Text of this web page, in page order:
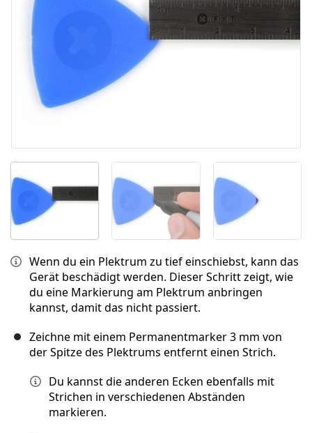
Wenn du ein Plektrum zu tief einschiebst, kann das
Gerät beschädigt werden. Dieser Schritt zeigt, wie
du eine Markierung am Plektrum anbringen
kannst, damit das nicht passiert.
Zeichne mit einem Permanentmarker 3 mm von
der Spitze des Plektrums entfernt einen Strich.
Du kannst die anderen Ecken ebenfalls mit
Strichen in verschiedenen Abständen
markieren.